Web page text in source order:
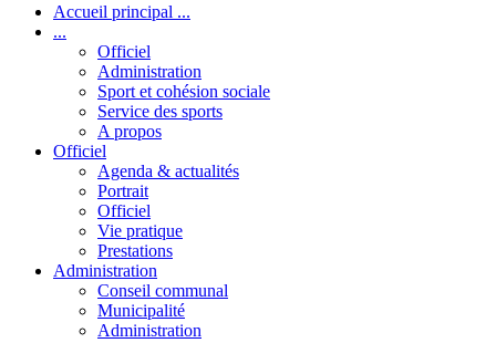
Accueil principal ...
...
Officiel
Administration
Sport et cohésion sociale
Service des sports
A propos
Officiel
Agenda & actualités
Portrait
Officiel
Vie pratique
Prestations
Administration
Conseil communal
Municipalité
Administration